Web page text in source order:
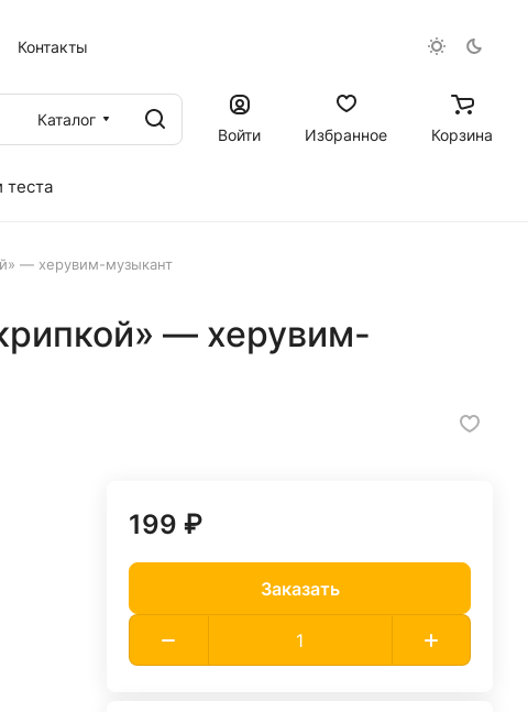
Контакты
Каталог
Войти
Избранное Корзина
— херувим-музыкант
— херувим-
199 ₽
Заказать